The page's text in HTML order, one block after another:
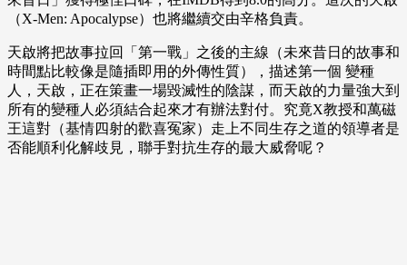
（X-Men: Apocalypse）也將繼續交由辛格負責。
天啟將把故事拉回「第一戰」之後的主線（未來昔日的故事和
時間點比較像是隨插即用的外傳性質），描述第一個 變種
人，天啟，正在策畫一場毀滅性的陰謀，而天啟的力量強大到
所有的變種人必須結合起來才有辦法對付。究竟X教授和萬磁
王這對（基情四射的歡喜冤家）走上不同生存之道的領導者是
否能順利化解歧見，聯手對抗生存的最大威脅呢？